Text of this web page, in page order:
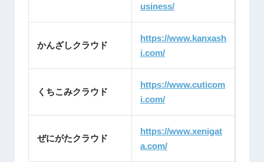
usiness/
かんざしクラウド
https://www.kanxash
i.com/
くちこみクラウド
https://www.cuticom
i.com/
ぜにがたクラウド
https://www.xenigat
a.com/